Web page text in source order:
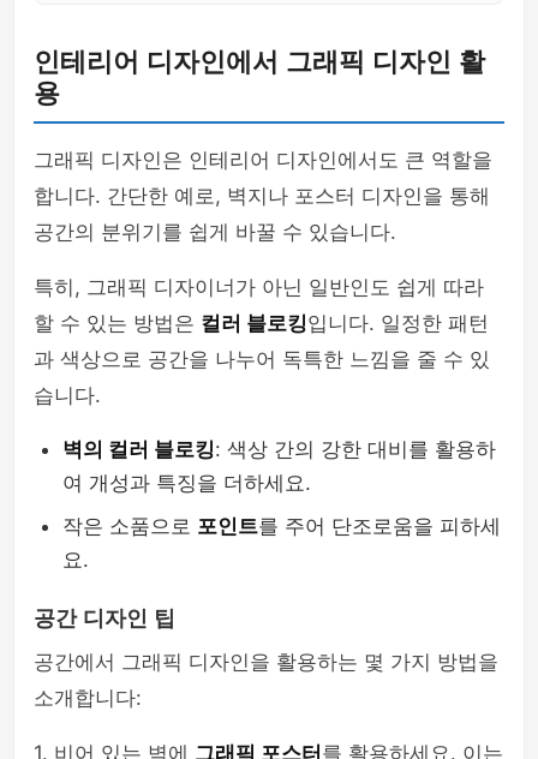
인테리어 디자인에서 그래픽 디자인 활
용
그래픽 디자인은 인테리어 디자인에서도 큰 역할을
합니다. 간단한 예로, 벽지나 포스터 디자인을 통해
공간의 분위기를 쉽게 바꿀 수 있습니다.
특히, 그래픽 디자이너가 아닌 일반인도 쉽게 따라
할 수 있는 방법은 컬러 블로킹입니다. 일정한 패턴
과 색상으로 공간을 나누어 독특한 느낌을 줄 수 있
습니다.
벽의 컬러 블로킹: 색상 간의 강한 대비를 활용하
여 개성과 특징을 더하세요.
작은 소품으로 포인트를 주어 단조로움을 피하세
요.
공간 디자인 팁
공간에서 그래픽 디자인을 활용하는 몇 가지 방법을
소개합니다:
1. 비어 있는 벽에 그래픽 포스터 를 활용하세요. 이는